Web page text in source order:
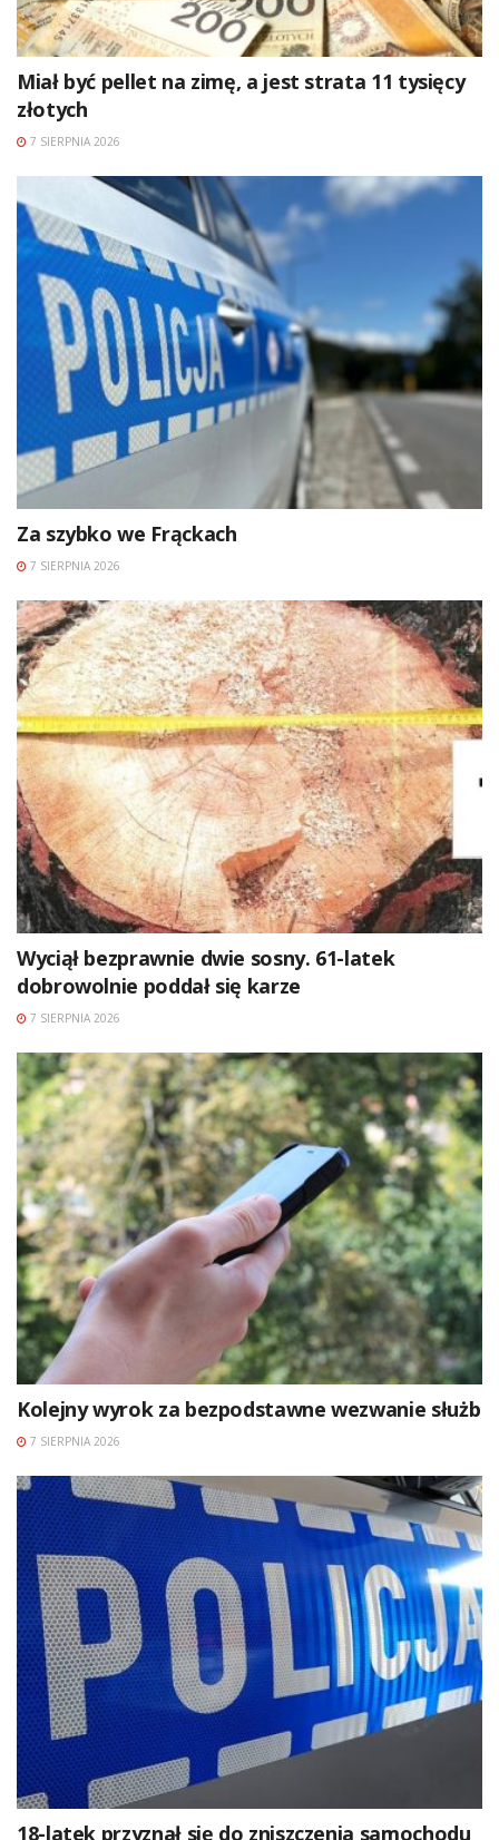
Miał być pellet na zimę, a jest strata 11 tysięcy
złotych
7 SIERPNIA 2026
Za szybko we Frąckach
7 SIERPNIA 2026
Wyciął bezprawnie dwie sosny. 61-latek
dobrowolnie poddał się karze
7 SIERPNIA 2026
Kolejny wyrok za bezpodstawne wezwanie służb
7 SIERPNIA 2026
18-latek przyznał się do zniszczenia samochodu